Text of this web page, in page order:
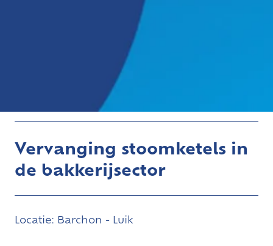
Vervanging stoomketels in
de bakkerijsector
Locatie: Barchon - Luik